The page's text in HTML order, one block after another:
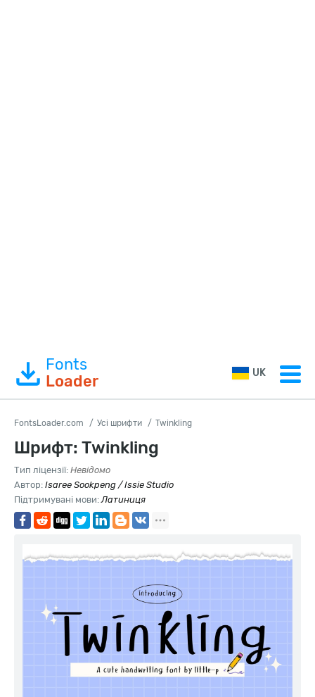
Fonts
Loader
UK
FontsLoader.com Усі шрифти Twinkling
Шрифт: Twinkling
Тип ліцензії: Невідомо
Автор: Isaree Sookpeng / Issie Studio
Підтримувані мови:Латиниця